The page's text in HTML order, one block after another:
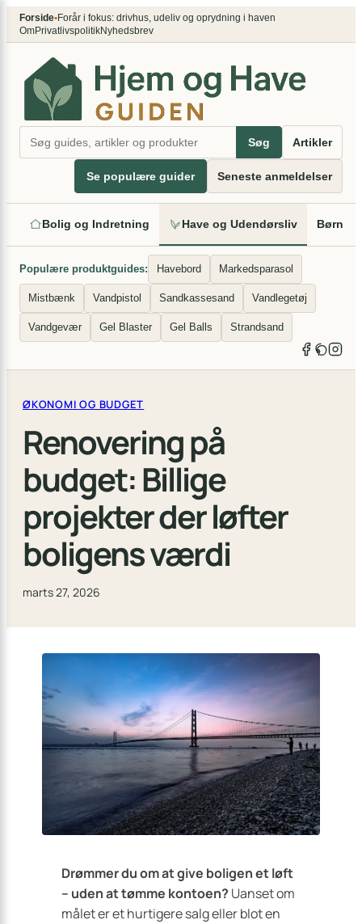
Spring
indhold
Forside•Forår i fokus: drivhus, udeliv og oprydning i haven
OmPrivatlivspolitikNyhedsbrev
Søg Artikler
Se populære guider Seneste anmeldelser
Bolig og Indretning Have og Udendørsliv Børn
Populære produktguides: Havebord Markedsparasol
Mistbænk Vandpistol Sandkassesand Vandlegetøj
Vandgevær Gel Blaster Gel Balls Strandsand
ØKONOMI OG BUDGET
Renovering på
budget: Billige
projekter der løfter
boligens værdi
marts 27, 2026
Drømmer du om at give boligen et løft
– uden at tømme kontoen? Uanset om
målet er et hurtigere salg eller blot en